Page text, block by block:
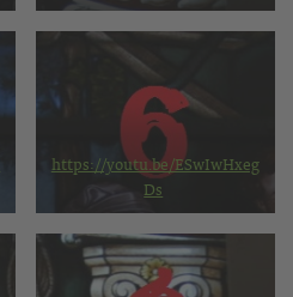
https://youtu.be/ESwIwHxeg
Ds